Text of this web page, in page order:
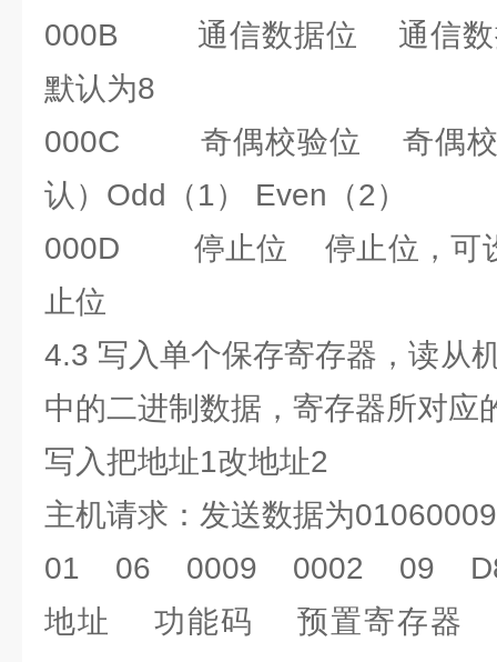
000B 通信数据位 通信数
默认为8
000C 奇偶校验位 奇偶校
认）Odd（1） Even（2）
000D 停止位 停止位，可设
止位
4.3 写入单个保存寄存器，读从
中的二进制数据，寄存器所对应
写入把地址1改地址2
主机请求：发送数据为
01 06 0009 0002 09
地址 功能码 预置寄存